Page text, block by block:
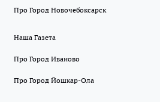
Про Город Новочебоксарск
Наша Газета
Про Город Иваново
Про Город Йошкар-Ола